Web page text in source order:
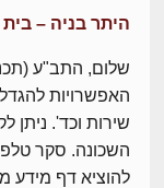
היתר בניה –
שלום, התב"ע
האפשרויות
שירות וכד'. ניתן
השכונה. סקר
להוציא דף מידע